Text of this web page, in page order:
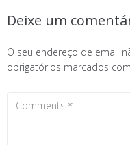
Deixe um
O seu endereço de email
obrigatórios marcados com